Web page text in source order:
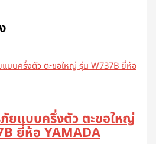
ยแบบครึ่งตัว ตะขอใหญ่
ยี่ห้อ YAMADA